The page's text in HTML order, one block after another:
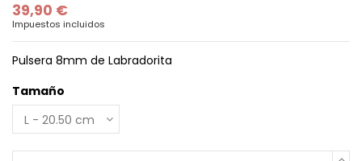
39,90 €
Impuestos incluidos
Pulsera 8mm de Labradorita
Tamaño